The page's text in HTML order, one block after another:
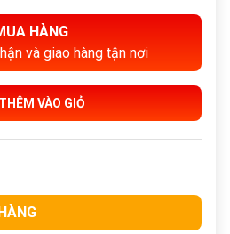
HÀNG
và giao hàng tận nơi
THÊM VÀO GIỎ